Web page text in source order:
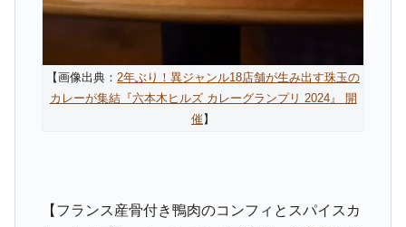
【画像出典： 2年ぶり！異ジャンル18店舗が生み出す珠玉の
カレーが集結『六本木ヒルズ カレーグランプリ 2024』 開
催】
【フランス産骨付き鴨肉のコンフィとスパイスカ